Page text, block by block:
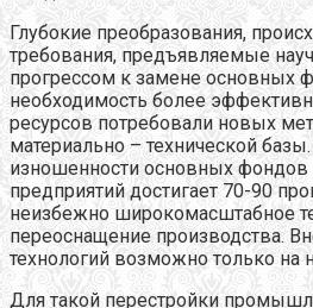
Глубокие преобразования,
требования, предъявляемые
прогрессом к замене основных
необходимость более
ресурсов потребовали новых
материально – технической
изношенности основных фондов
предприятий достигает 70-90
неизбежно широкомасштабное
переоснащение производства.
технологий возможно только на
Для такой перестройки